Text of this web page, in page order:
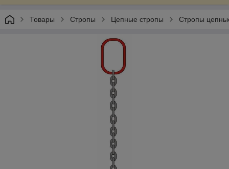
Товары Стропы Цепные стропы Стропы